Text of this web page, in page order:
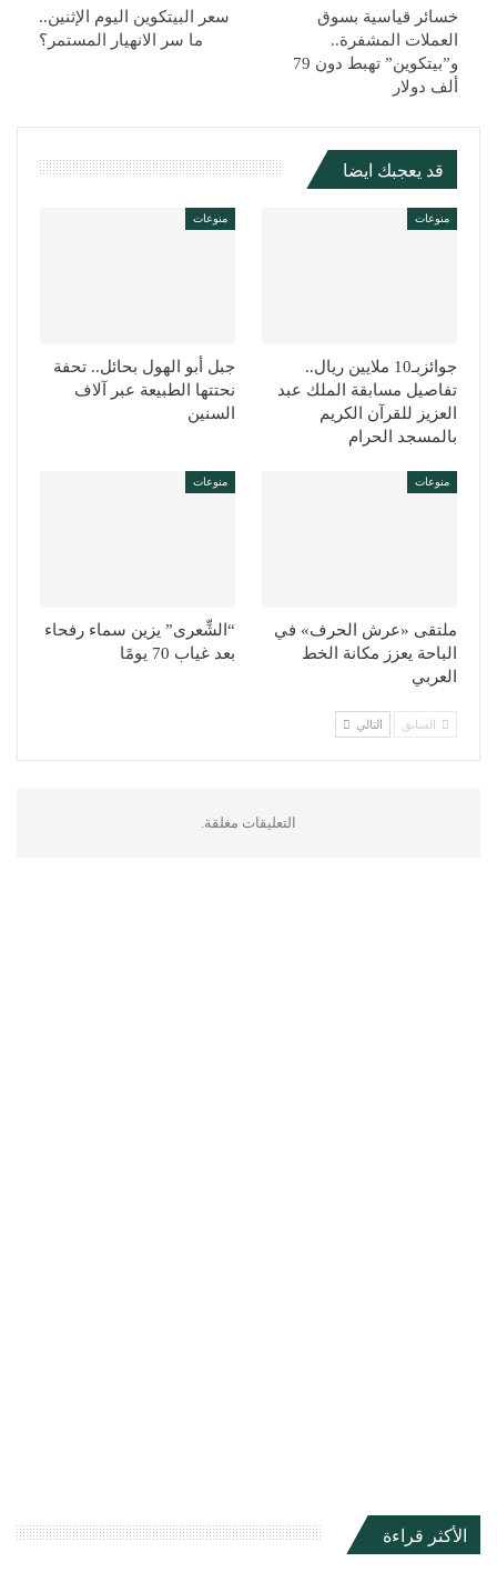
خسائر قياسية بسوق
العملات المشفرة..
و”بيتكوين” تهبط دون 79
ألف دولار
سعر البيتكوين اليوم الإثنين..
ما سر الانهيار المستمر؟
قد يعجبك ايضا
منوعات
جوائزبـ10 ملايين ريال..
تفاصيل مسابقة الملك عبد
العزيز للقرآن الكريم
بالمسجد الحرام
منوعات
جبل أبو الهول بحائل.. تحفة
نحتتها الطبيعة عبر آلاف
السنين
منوعات
ملتقى «عرش الحرف» في
الباحة يعزز مكانة الخط
العربي
منوعات
“الشِّعرى” يزين سماء رفحاء
بعد غياب 70 يومًا
السابق التالي
التعليقات مغلقة.
الأكثر قراءة